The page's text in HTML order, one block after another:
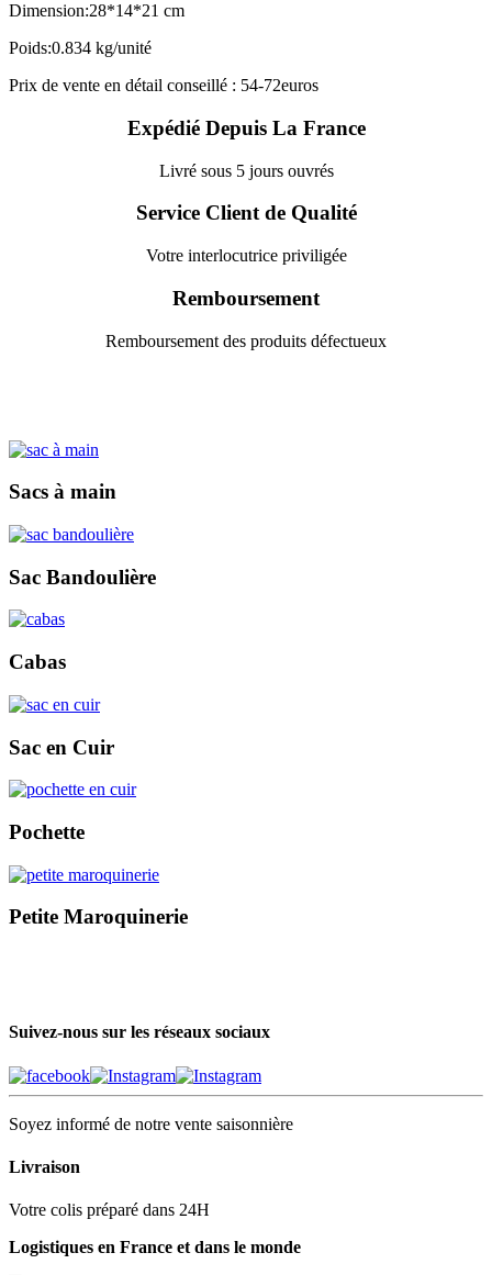
Dimension:28*14*21 cm
Poids:0.834 kg/unité
Prix de vente en détail conseillé : 54-72euros
Expédié Depuis La France
Livré sous 5 jours ouvrés
Service Client de Qualité
Votre interlocutrice priviligée
Remboursement
Remboursement des produits défectueux
Sacs à main
Sac Bandoulière
Cabas
Sac en Cuir
Pochette
Petite Maroquinerie
Suivez-nous sur les réseaux sociaux
Soyez informé de notre vente saisonnière
Livraison
Votre colis préparé dans 24H
Logistiques en France et dans le monde